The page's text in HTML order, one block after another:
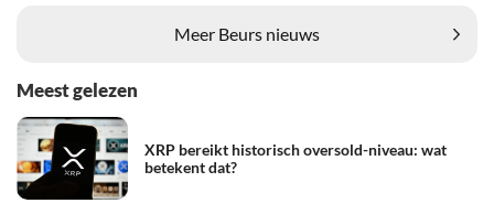
Meer Beurs nieuws
Meest gelezen
XRP bereikt historisch oversold-niveau: wat
betekent dat?